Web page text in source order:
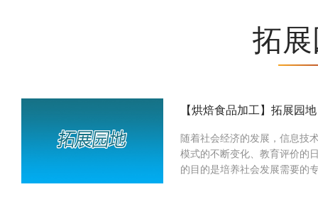
拓
【烘焙食品加工】拓展园地
随着社会经济的发展，信息技
模式的不断变化、教育评价的
的目的是培养社会发展需要的